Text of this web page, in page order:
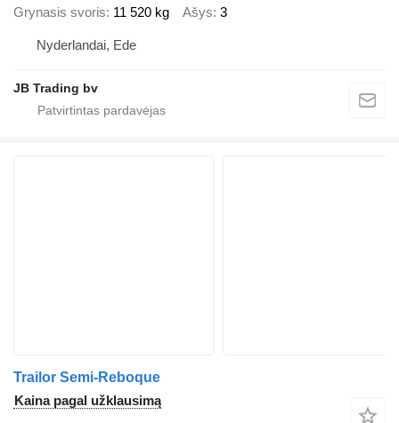
Grynasis svoris 11 520 kg Ašys 3
Nyderlandai, Ede
JB Trading bv
Trailor Semi-Reboque
Kaina pagal užklausimą